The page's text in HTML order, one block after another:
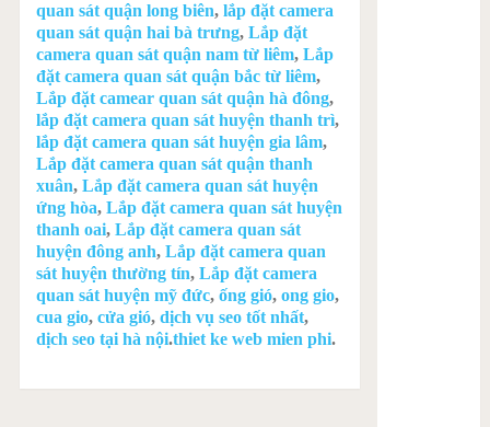
quan sát quận long biên, lắp đặt camera
quan sát quận hai bà trưng, Lắp đặt
camera quan sát quận nam từ liêm, Lắp
đặt camera quan sát quận bắc từ liêm,
Lắp đặt camear quan sát quận hà đông,
lắp đặt camera quan sát huyện thanh trì,
lắp đặt camera quan sát huyện gia lâm,
Lắp đặt camera quan sát quận thanh
xuân, Lắp đặt camera quan sát huyện
ứng hòa, Lắp đặt camera quan sát huyện
thanh oai, Lắp đặt camera quan sát
huyện đông anh, Lắp đặt camera quan
sát huyện thường tín, Lắp đặt camera
quan sát huyện mỹ đức, ống gió, ong gio,
cua gio, cửa gió, dịch vụ seo tốt nhất,
dịch seo tại hà nội.thiet ke web mien phi.